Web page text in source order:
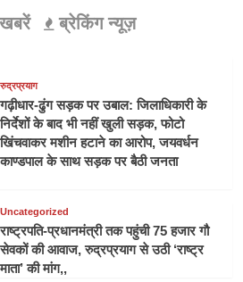
ब्रेकिंग न्यूज़
रुद्रप्रयाग
गढ़ीधार-ढुंग सड़क पर उबाल: जिलाधिकारी के
निर्देशों के बाद भी नहीं खुली सड़क, फोटो
खिंचवाकर मशीन हटाने का आरोप, जयवर्धन
काण्डपाल के साथ सड़क पर बैठी जनता
Uncategorized
राष्ट्रपति-प्रधानमंत्री तक पहुंची 75 हजार गौ
सेवकों की आवाज, रुद्रप्रयाग से उठी ‘राष्ट्र
माता’ की मांग,,